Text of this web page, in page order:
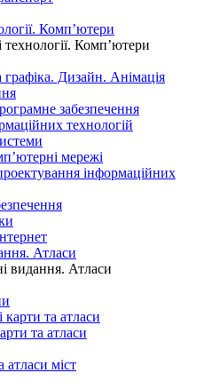
Комп’ютери
технології. Комп’ютери
Дизайн. Анімація
забезпечення
технологій
мережі
інформаційних
Атласи
видання. Атласи
карти та атласи
та атласи
атласи міст